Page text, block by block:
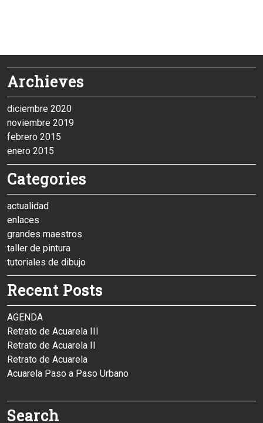
Archieves
diciembre 2020
noviembre 2019
febrero 2015
enero 2015
Categories
actualidad
enlaces
grandes maestros
taller de pintura
tutoriales de dibujo
Recent Posts
AGENDA
Retrato de Acuarela III
Retrato de Acuarela II
Retrato de Acuarela
Acuarela Paso a Paso Urbano
Search